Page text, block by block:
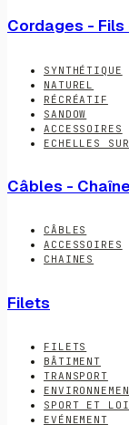
Cordages - Fils
SYNTHÉTIQUE
NATUREL
RÉCRÉATIF
SANDOW
ACCESSOIRES
ECHELLES
Câbles -
CÂBLES
ACCESSOIRES
CHAINES
Filets
FILETS
BÂTIMENT
TRANSPORT
SPORT ET
EVÉNEMENT